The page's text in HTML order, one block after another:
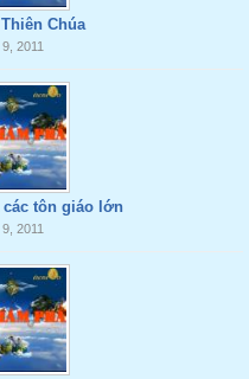
Chúa
2011
các tôn giáo lớn
2011